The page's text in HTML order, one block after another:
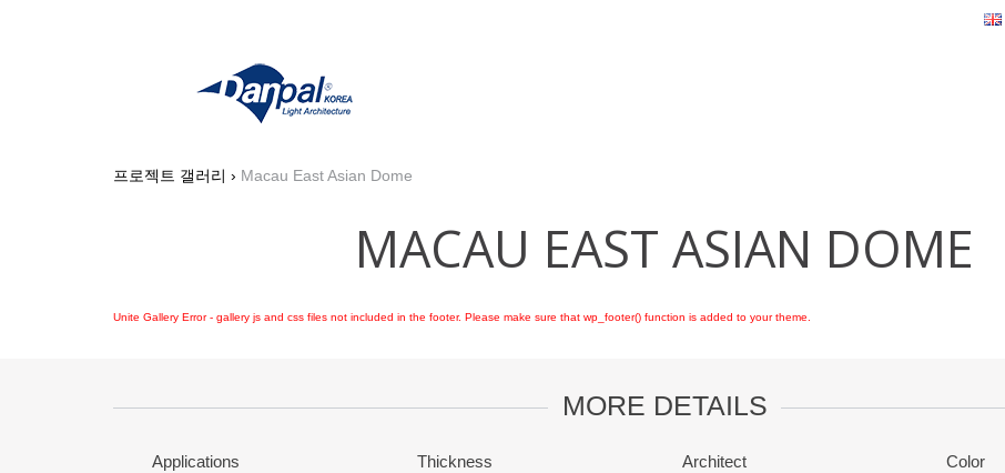
프로젝트 갤러리 › Macau East Asian Dome
MACAU EAST ASIAN DOME
Unite Gallery Error - gallery js and css files not included in the footer. Please make sure that wp_footer() function is added to your theme.
MORE DETAILS
Applications Thickness Architect Color